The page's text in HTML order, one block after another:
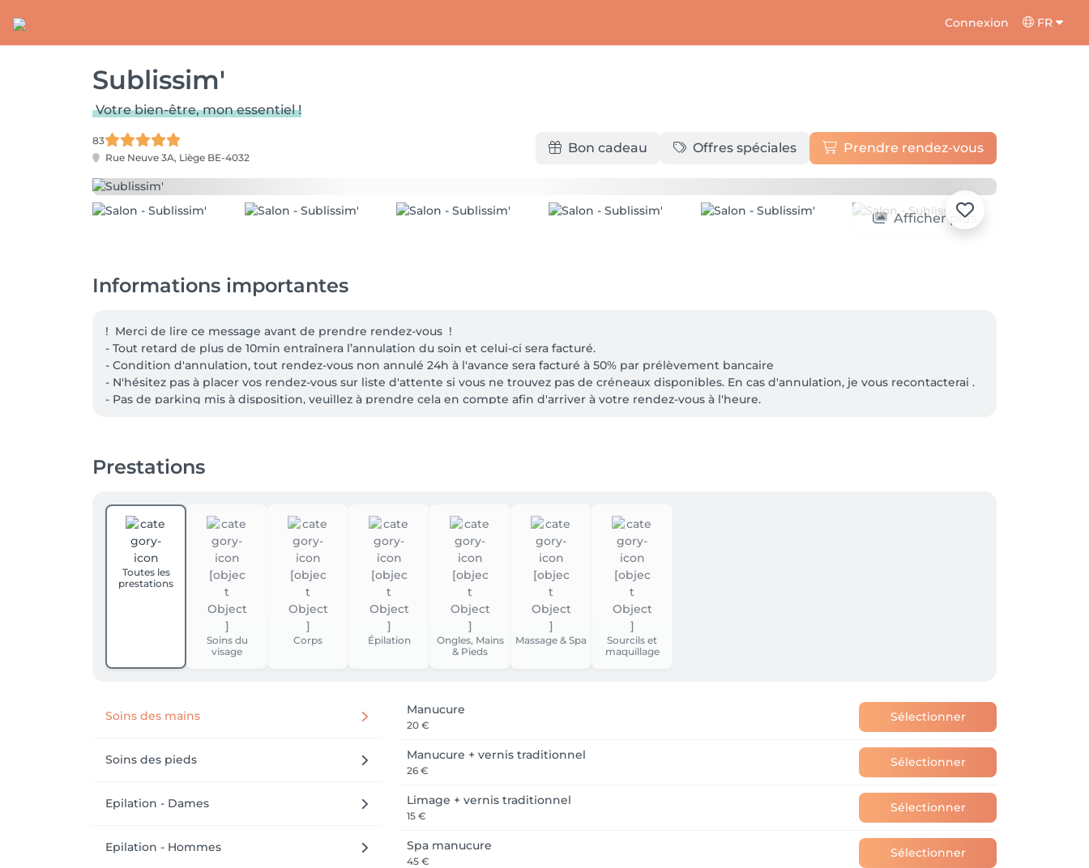
Connexion FR
Sublissim'
Votre bien-être, mon essentiel !
83
Rue Neuve 3A, Liège BE-4032
Bon cadeau Offres spéciales Prendre rendez-vous
Afficher plus
Informations importantes
!  Merci de lire ce message avant de prendre rendez-vous  !
- Tout retard de plus de 10min entraînera l’annulation du soin et celui-ci sera facturé.
- Condition d'annulation, tout rendez-vous non annulé 24h à l'avance sera facturé à 50% par prélèvement bancaire
- N'hésitez pas à placer vos rendez-vous sur liste d'attente si vous ne trouvez pas de créneaux disponibles. En cas d'annulation, je vous recontacterai .
- Pas de parking mis à disposition, veuillez à prendre cela en compte afin d'arriver à votre rendez-vous à l'heure.
- Nouveauté BON CADEAU : Achetez votre bon cadeau pour un moment bien être, cliquez sur "Bon cadeau" (sur l’ordinateur: à côté de "Prendre
Paiement à l’institut:  En cash
Prestations
Toutes les
prestations
Soins du
visage
Corps Épilation
Ongles, Mains
& Pieds
Massage & Spa
Sourcils et
maquillage
Soins des mains
Soins des pieds
Epilation - Dames
Epilation - Hommes
Manucure
20 €
Sélectionner
Manucure + vernis traditionnel
26 €
Sélectionner
Limage + vernis traditionnel
15 €
Sélectionner
Spa manucure
45 €
Sélectionner